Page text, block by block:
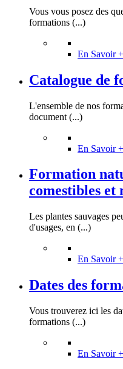
Vous vous posez des
formations (...)
En Savoir +
Catalogue de
L'ensemble de nos
document (...)
En Savoir +
Formation
comestibles et
Les plantes sauvages
d'usages, en (...)
En Savoir +
Dates des
Vous trouverez ici les
formations (...)
En Savoir +